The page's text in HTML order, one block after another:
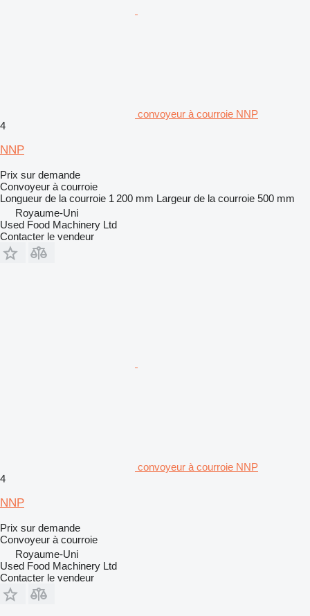
convoyeur à courroie NNP
4
NNP
Prix sur demande
Convoyeur à courroie
Longueur de la courroie 1 200 mm Largeur de la courroie 500 mm
Royaume-Uni
Used Food Machinery Ltd
Contacter le vendeur
convoyeur à courroie NNP
4
NNP
Prix sur demande
Convoyeur à courroie
Royaume-Uni
Used Food Machinery Ltd
Contacter le vendeur